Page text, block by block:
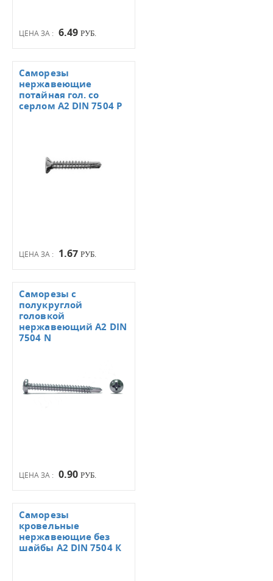
ЦЕНА ЗА : 6.49 РУБ.
ЦЕНА ЗА : 1.67 РУБ.
Саморезы
нержавеющие
потайная гол. со
серлом А2 DIN 7504 Р
ЦЕНА ЗА : 0.90 РУБ.
Саморезы с
полукруглой
головкой
нержавеющий А2 DIN
7504 N
Саморезы
кровельные
нержавеющие без
шайбы А2 DIN 7504 К